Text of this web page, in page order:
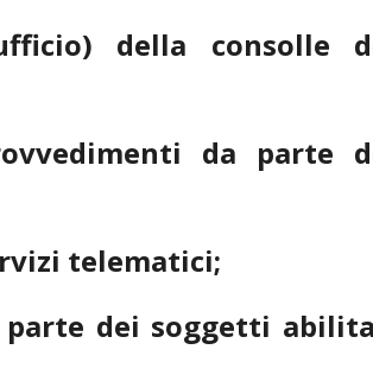
della consolle
da parte
telematici;
dei soggetti